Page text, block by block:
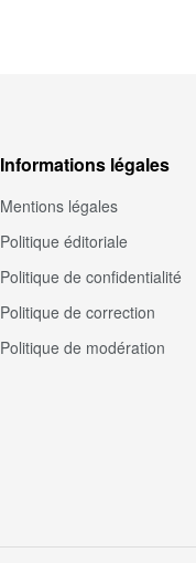
Informations légales
Mentions légales
Politique éditoriale
Politique de confidentialité
Politique de correction
Politique de modération